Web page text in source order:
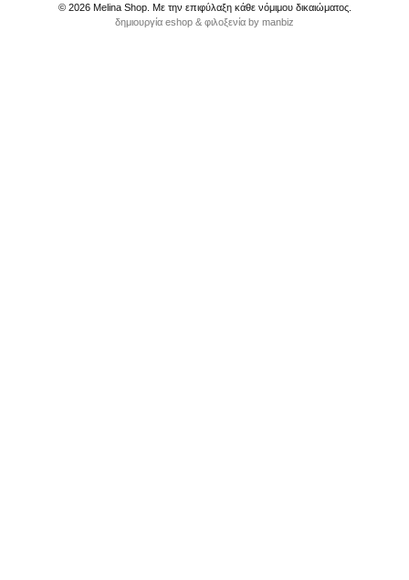
© 2026Melina Shop. Με την επιφύλαξη κάθε νόμιμου δικαιώματος.
δημιουργία eshop & φιλοξενία by manbiz